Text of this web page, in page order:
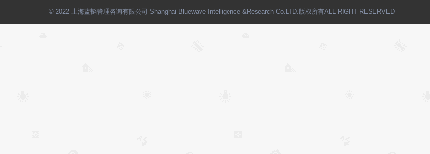
© 2022 上海蓝韬管理咨询有限公司 Shanghai Bluewave Intelligence &Research Co.LTD.版权所有ALL RIGHT RESERVED